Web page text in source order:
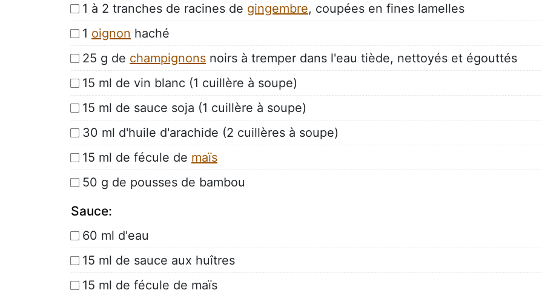
1 à 2 tranches de racines de gingembre, coupées en fines lamelles
1 oignon haché
25 g de champignons noirs à tremper dans l'eau tiède, nettoyés et égouttés
15 ml de vin blanc (1 cuillère à soupe)
15 ml de sauce soja (1 cuillère à soupe)
30 ml d'huile d'arachide (2 cuillères à soupe)
15 ml de fécule de maïs
50 g de pousses de bambou
Sauce:
60 ml d'eau
15 ml de sauce aux huîtres
15 ml de fécule de maïs